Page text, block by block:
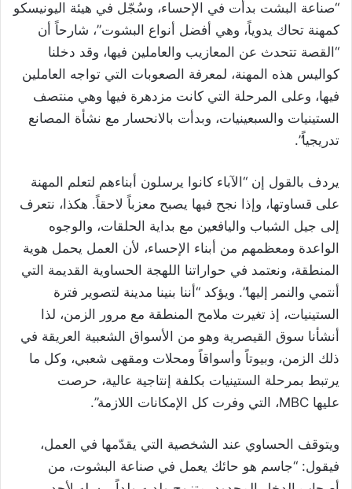
“صناعة البشت بدأت في الإحساء، وسُجّل في هيئة اليونيسكو
كمهنة تحاك يدوياً، وهي أفضل أنواع البشوت”، شارحاً أن
“القصة تتحدث عن المعازيب والعاملين فيها، وقد دخلنا
كواليس هذه المهنة، لمعرفة الصعوبات التي تواجه العاملين
فيها، وعلى المرحلة التي كانت مزدهرة فيها وهي منتصف
الستينيات والسبعينيات، وبدأت بالانحسار مع نشأة المصانع
تدريجياً”.
يردف بالقول إن “الآباء كانوا يرسلون أبناءهم لتعلم المهنة
على قساوتها، وإذا نجح فيها يصبح معزباً لاحقاً. هكذا، نتعرف
إلى جيل الشباب واليافعين مع بداية الحلقات، والوجوه
الواعدة ومعظمهم من أبناء الإحساء، لأن العمل يحمل هوية
المنطقة، ونعتمد في حواراتنا اللهجة الحساوية القديمة التي
أنتمي والنمر إليها”. ويؤكد “أننا بنينا مدينة لتصوير فترة
الستينيات، إذ تغيرت ملامح المنطقة مع مرور الزمن، لذا
أنشأنا سوق القيصرية وهو من الأسواق الشعبية العريقة في
ذلك الزمن، وبيوتاً وأسواقاً ومحلات ومقهى شعبي، وكل ما
يرتبط بمرحلة الستينيات بكلفة إنتاجية عالية، حرصت
عليها MBC، التي وفرت كل الإمكانات اللازمة”.
ويتوقف الحساوي عند الشخصية التي يقدّمها في العمل،
فيقول: “جاسم هو حائك يعمل في صناعة البشوت، من